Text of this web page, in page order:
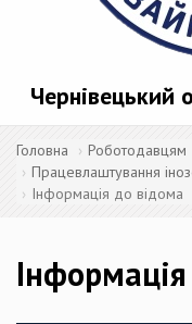
Чернівецький
Головна
Роботодавцям
Працевлаштування
Інформація до відома